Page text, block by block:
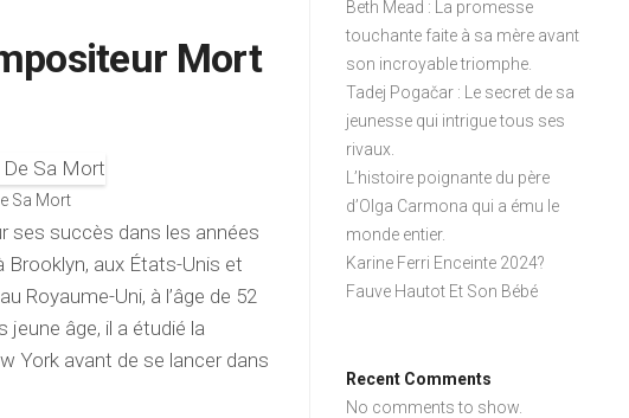
Mort
Sa Mort
ses succès dans les années
Brooklyn, aux États-Unis et
Royaume-Uni, à l’âge de 52
âge, il a étudié la
York avant de se lancer dans
Beth Mead : La promesse
touchante faite à sa mère avant
son incroyable triomphe.
Tadej Pogačar : Le secret de sa
jeunesse qui intrigue tous ses
rivaux.
L’histoire poignante du père
d’Olga Carmona qui a ému le
monde entier.
Karine Ferri Enceinte 2024?
Fauve Hautot Et Son Bébé
Recent Comments
No comments to show.